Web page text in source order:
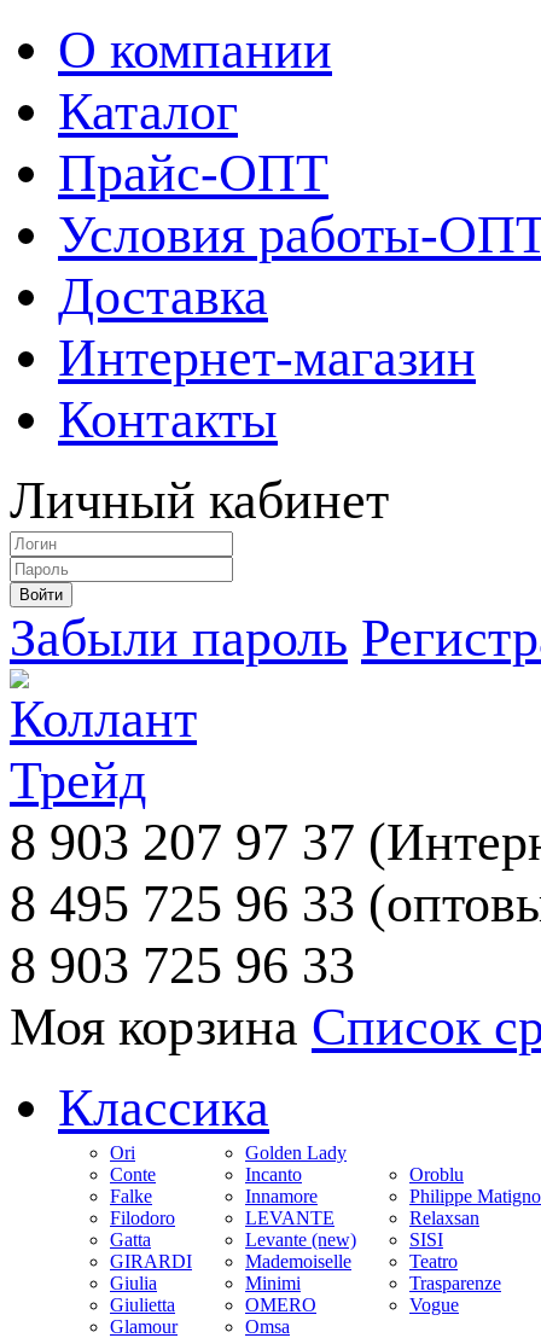
О компании
Каталог
Прайс-ОПТ
Условия работы-
Доставка
Интернет-магазин
Контакты
Личный кабинет
Забыли пароль
8 903 207 97 37
8 495 725 96 33
8 903 725 96 33
Моя корзина Список
Классика
Ori
Conte
Falke
Filodoro
Gatta
GIRARDI
Giulia
Giulietta
Glamour
Golden Lady
Incanto
Innamore
LEVANTE
Levante (new)
Mademoiselle
Minimi
OMERO
Omsa
Oroblu
Philippe
Relaxsan
SISI
Teatro
Trasparenze
Vogue